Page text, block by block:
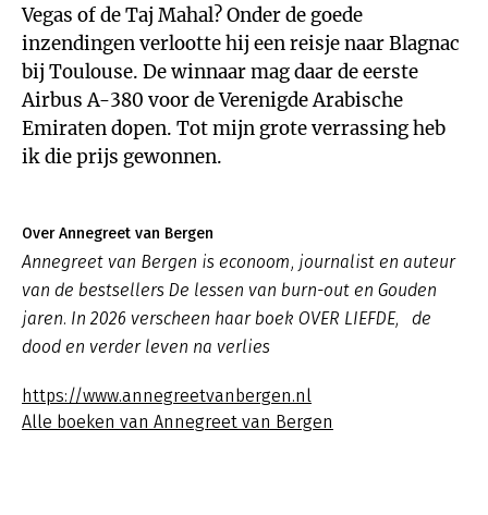
Vegas of de Taj Mahal? Onder de goede
inzendingen verlootte hij een reisje naar Blagnac
bij Toulouse. De winnaar mag daar de eerste
Airbus A-380 voor de Verenigde Arabische
Emiraten dopen. Tot mijn grote verrassing heb
ik die prijs gewonnen.
Over Annegreet van Bergen
Annegreet van Bergen is econoom, journalist en auteur
van de bestsellers De lessen van burn-out en Gouden
jaren. In 2026 verscheen haar boek OVER LIEFDE, de
dood en verder leven na verlies
https://www.annegreetvanbergen.nl
Alle boeken van Annegreet van Bergen